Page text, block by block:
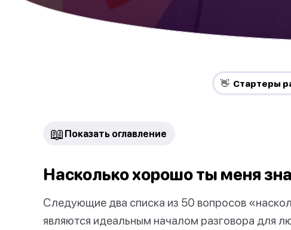
👋 Стартеры
📖 Показать оглавление
Насколько хорошо ты меня
Следующие два списка из 50 вопросов
являются идеальным началом разговора для